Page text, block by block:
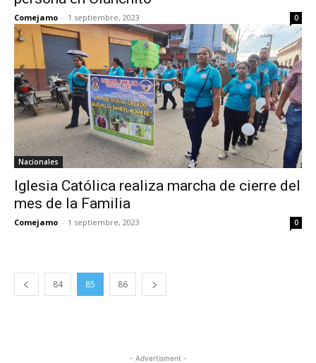
Comejamo - 1 septiembre, 2023 0
Nacionales
Iglesia Católica realiza marcha de cierre del
mes de la Familia
Comejamo - 1 septiembre, 2023 0
84 85 86
- Advertisment -